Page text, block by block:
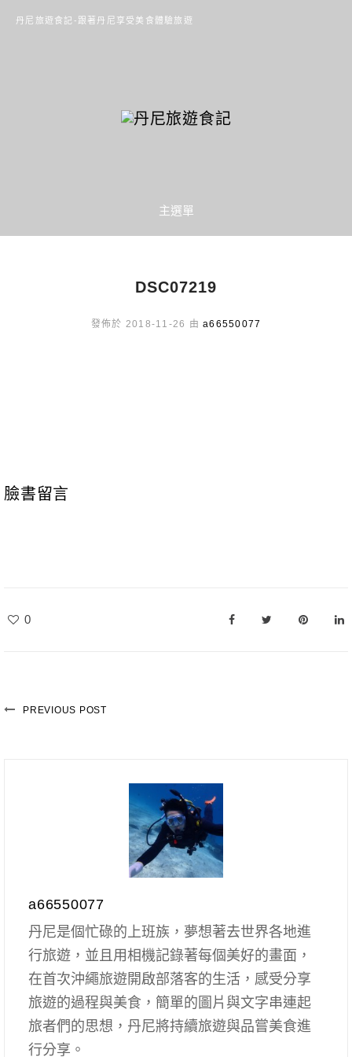
丹尼旅遊食記-跟著丹尼享受美食體驗旅遊
主選單
DSC07219
發佈於 2018-11-26 由 a66550077
臉書留言
0
PREVIOUS POST
a66550077
丹尼是個忙碌的上班族，夢想著去世界各地進
行旅遊，並且用相機記錄著每個美好的畫面，
在首次沖繩旅遊開啟部落客的生活，感受分享
旅遊的過程與美食，簡單的圖片與文字串連起
旅者們的思想，丹尼將持續旅遊與品嘗美食進
行分享。